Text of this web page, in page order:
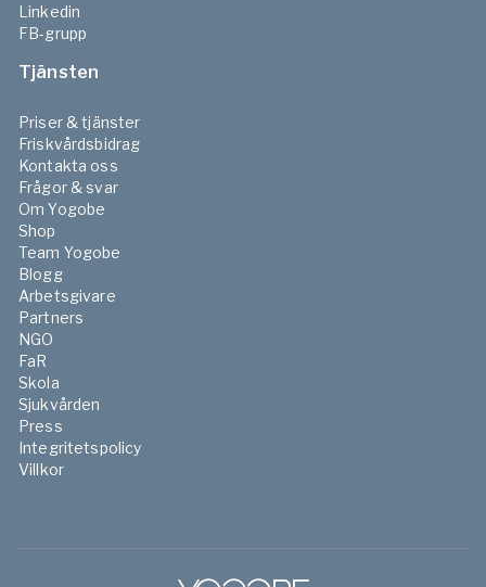
Linkedin
FB-grupp
Tjänsten
Priser & tjänster
Friskvårdsbidrag
Kontakta oss
Frågor & svar
Om Yogobe
Shop
Team Yogobe
Blogg
Arbetsgivare
Partners
NGO
FaR
Skola
Sjukvården
Press
Integritetspolicy
Villkor